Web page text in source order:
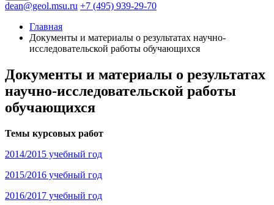
dean@geol.msu.ru +7 (495) 939-29-70
Главная
Документы и материалы о результатах научно-
исследовательской работы обучающихся
Документы и материалы о результатах
научно-исследовательской работы
обучающихся
Темы курсовых работ
2014/2015 учебный год
2015/2016 учебный год
2016/2017 учебный год